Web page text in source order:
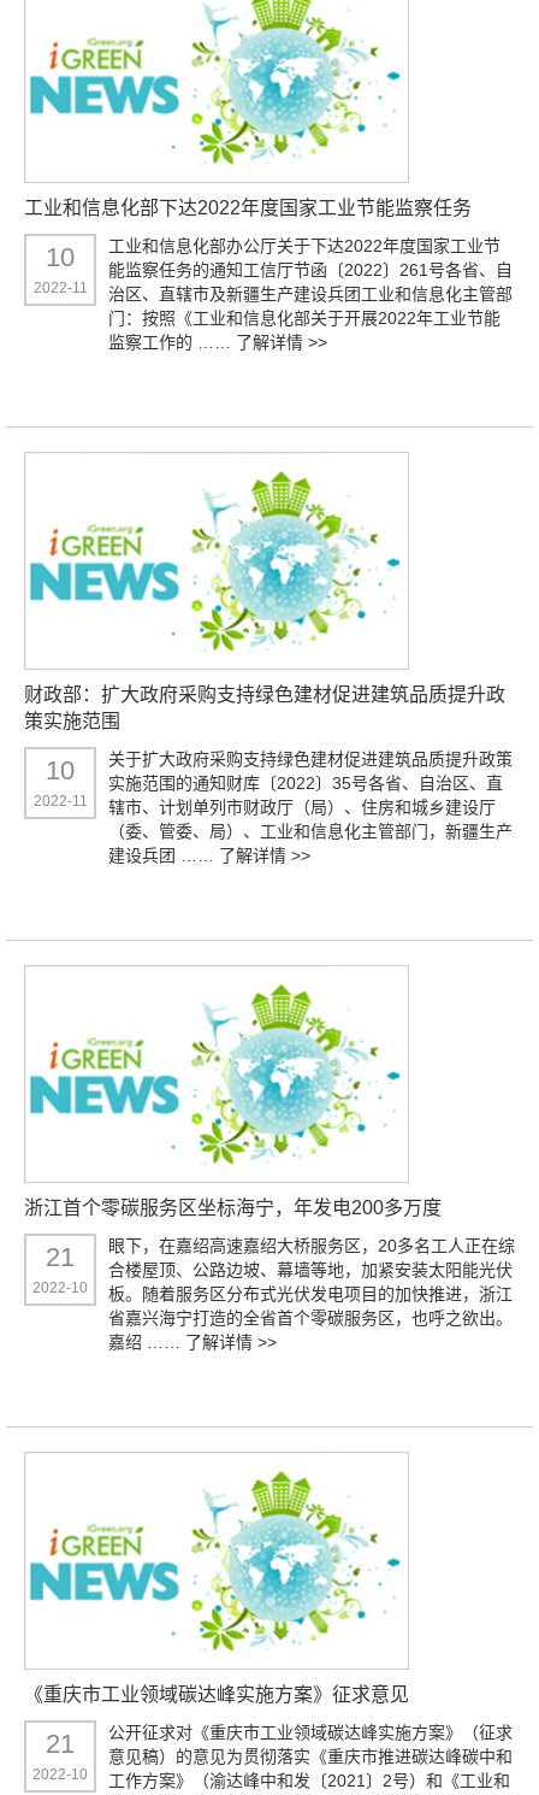
工业和信息化部下达2022年度国家工业节能监察任务
10
2022-11
工业和信息化部办公厅关于下达2022年度国家工业节
能监察任务的通知工信厅节函〔2022〕261号各省、自
治区、直辖市及新疆生产建设兵团工业和信息化主管部
门：按照《工业和信息化部关于开展2022年工业节能
监察工作的 …… 了解详情 >>
财政部：扩大政府采购支持绿色建材促进建筑品质提升政
策实施范围
10
2022-11
关于扩大政府采购支持绿色建材促进建筑品质提升政策
实施范围的通知财库〔2022〕35号各省、自治区、直
辖市、计划单列市财政厅（局）、住房和城乡建设厅
（委、管委、局）、工业和信息化主管部门，新疆生产
建设兵团 …… 了解详情 >>
浙江首个零碳服务区坐标海宁，年发电200多万度
21
2022-10
眼下，在嘉绍高速嘉绍大桥服务区，20多名工人正在综
合楼屋顶、公路边坡、幕墙等地，加紧安装太阳能光伏
板。随着服务区分布式光伏发电项目的加快推进，浙江
省嘉兴海宁打造的全省首个零碳服务区，也呼之欲出。
嘉绍 …… 了解详情 >>
《重庆市工业领域碳达峰实施方案》征求意见
21
2022-10
公开征求对《重庆市工业领域碳达峰实施方案》（征求
意见稿）的意见为贯彻落实《重庆市推进碳达峰碳中和
工作方案》（渝达峰中和发〔2021〕2号）和《工业和